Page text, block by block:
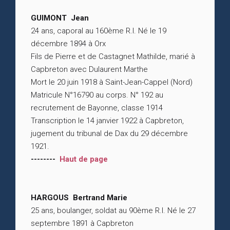
GUIMONT Jean
24 ans, caporal au 160ème R.I. Né le 19
décembre 1894 à Orx
Fils de Pierre et de Castagnet Mathilde, marié à
Capbreton avec Dulaurent Marthe
Mort le 20 juin 1918 à Saint-Jean-Cappel (Nord)
Matricule N°16790 au corps. N° 192 au
recrutement de Bayonne, classe 1914
Transcription le 14 janvier 1922 à Capbreton,
jugement du tribunal de Dax du 29 décembre
1921.
-------- Haut de page
HARGOUS Bertrand Marie
25 ans, boulanger, soldat au 90ème R.I. Né le 27
septembre 1891 à Capbreton